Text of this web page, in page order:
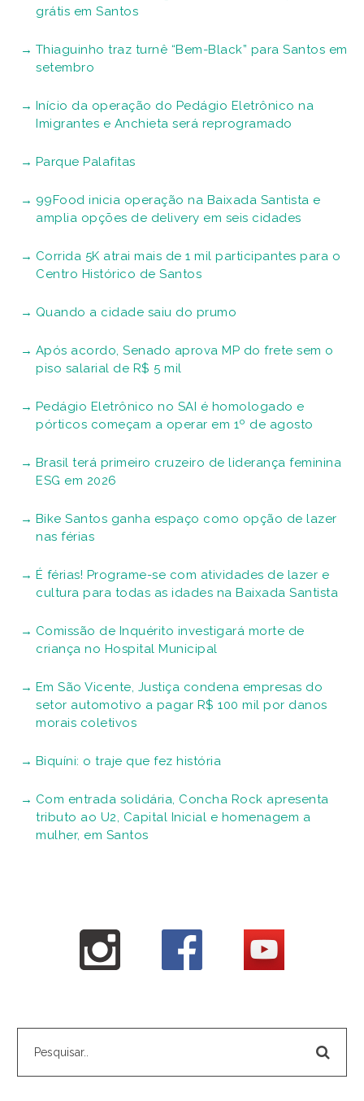
grátis em Santos
Thiaguinho traz turnê “Bem-Black” para Santos em
setembro
Início da operação do Pedágio Eletrônico na
Imigrantes e Anchieta será reprogramado
Parque Palafitas
99Food inicia operação na Baixada Santista e
amplia opções de delivery em seis cidades
Corrida 5K atrai mais de 1 mil participantes para o
Centro Histórico de Santos
Quando a cidade saiu do prumo
Após acordo, Senado aprova MP do frete sem o
piso salarial de R$ 5 mil
Pedágio Eletrônico no SAI é homologado e
pórticos começam a operar em 1º de agosto
Brasil terá primeiro cruzeiro de liderança feminina
ESG em 2026
Bike Santos ganha espaço como opção de lazer
nas férias
É férias! Programe-se com atividades de lazer e
cultura para todas as idades na Baixada Santista
Comissão de Inquérito investigará morte de
criança no Hospital Municipal
Em São Vicente, Justiça condena empresas do
setor automotivo a pagar R$ 100 mil por danos
morais coletivos
Biquíni: o traje que fez história
Com entrada solidária, Concha Rock apresenta
tributo ao U2, Capital Inicial e homenagem a
mulher, em Santos